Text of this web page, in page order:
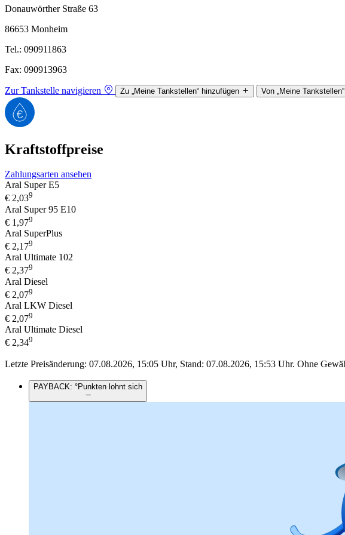
Donauwörther Straße 63
86653 Monheim
Tel.: 090911863
Fax: 090913963
Zur Tankstelle navigieren Zu „Meine Tankstellen“ hinzufügen Von „Meine
Kraftstoffpreise
Zahlungsarten ansehen
Aral Super E5
€ 2,039
Aral Super 95 E10
€ 1,979
Aral SuperPlus
€ 2,179
Aral Ultimate 102
€ 2,379
Aral Diesel
€ 2,079
Aral LKW Diesel
€ 2,079
Aral Ultimate Diesel
€ 2,349
Letzte Preisänderung: 07.08.2026, 15:05 Uhr, Stand: 07.08.2026, 15:53 Uhr. Ohne
PAYBACK: °Punkten lohnt sich